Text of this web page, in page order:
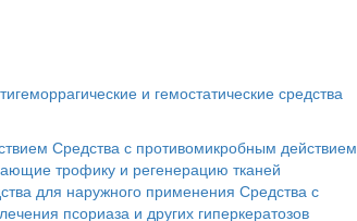
и гемостатические средства
Средства с противомикробным действием
трофику и регенерацию тканей
для наружного применения Средства с
псориаза и других гиперкератозов